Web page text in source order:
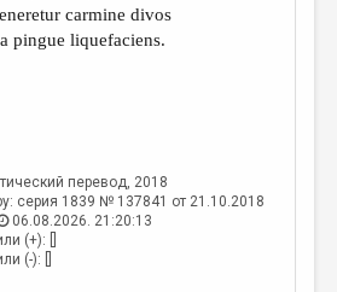
carmine divos
pingue liquefaciens.
перевод, 2018
серия 1839 № 137841 от 21.10.2018
06.08.2026. 21:20:13
(+): []
(-): []